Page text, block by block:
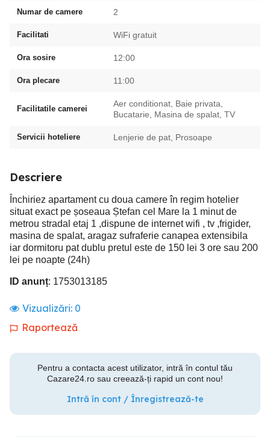
Numar de camere 2
Facilitati WiFi gratuit
Ora sosire 12:00
Ora plecare 11:00
Facilitatile camerei
Aer conditionat, Baie privata,
Bucatarie, Masina de spalat, TV
Servicii hoteliere Lenjerie de pat, Prosoape
Descriere
Închiriez apartament cu doua camere în regim hotelier
situat exact pe șoseaua Ștefan cel Mare la 1 minut de
metrou stradal etaj 1 ,dispune de internet wifi , tv ,frigider,
masina de spalat, aragaz sufraferie canapea extensibila
iar dormitoru pat dublu pretul este de 150 lei 3 ore sau 200
lei pe noapte (24h)
ID anunț: 1753013185
Vizualizări: 0
Raportează
Pentru a contacta acest utilizator, intră în contul tău
Cazare24.ro sau creează-ți rapid un cont nou!
Intră în cont / Înregistrează-te